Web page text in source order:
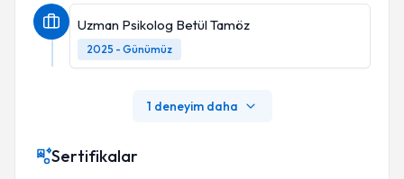
Uzman Psikolog Betül Tamöz
2025 - Günümüz
1 deneyim daha
Sertifikalar